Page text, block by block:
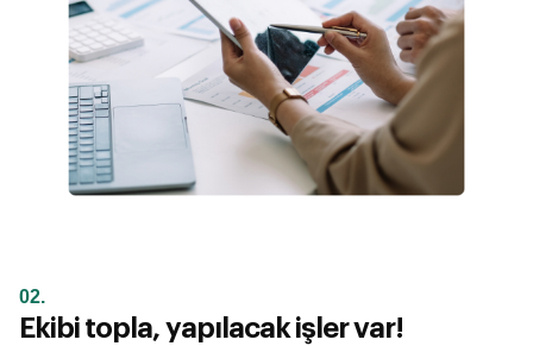
02.
Ekibi topla, yapılacak işler var!